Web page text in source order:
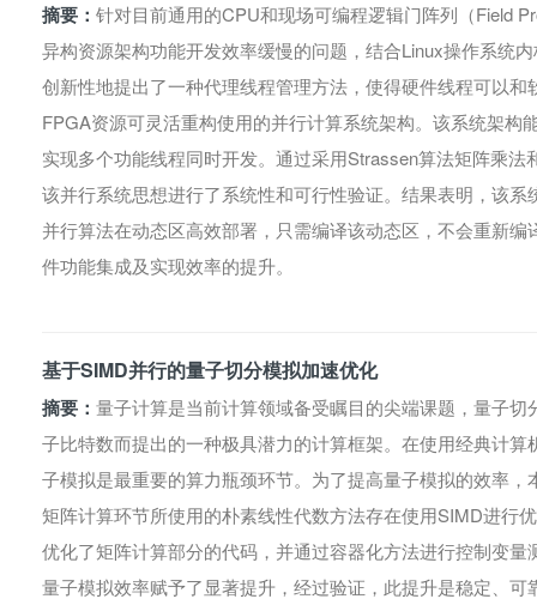
摘要： 针对目前通用的CPU和现场可编程逻辑门阵列（Field
异构资源架构功能开发效率缓慢的问题，结合Linux操作系统
创新性地提出了一种代理线程管理方法，使得硬件线程可以
FPGA资源可灵活重构使用的并行计算系统架构。该系统架构
实现多个功能线程同时开发。通过采用Strassen算法矩阵乘
该并行系统思想进行了系统性和可行性验证。结果表明，该
并行算法在动态区高效部署，只需编译该动态区，不会重新
件功能集成及实现效率的提升。
基于SIMD并行的量子切分模拟加速优化
摘要： 量子计算是当前计算领域备受瞩目的尖端课题，量子
子比特数而提出的一种极具潜力的计算框架。在使用经典计
子模拟是最重要的算力瓶颈环节。为了提高量子模拟的效率
矩阵计算环节所使用的朴素线性代数方法存在使用SIMD进行
优化了矩阵计算部分的代码，并通过容器化方法进行控制变
量子模拟效率赋予了显著提升，经过验证，此提升是稳定、